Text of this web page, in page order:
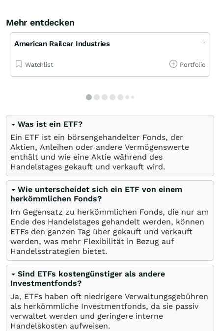
Mehr entdecken
American Railcar Industries -
Watchlist Portfolio
Was ist ein ETF?
Ein ETF ist ein börsengehandelter Fonds, der
Aktien, Anleihen oder andere Vermögenswerte
enthält und wie eine Aktie während des
Handelstages gekauft und verkauft wird.
Wie unterscheidet sich ein ETF von einem
herkömmlichen Fonds?
Im Gegensatz zu herkömmlichen Fonds, die nur am
Ende des Handelstages gehandelt werden, können
ETFs den ganzen Tag über gekauft und verkauft
werden, was mehr Flexibilität in Bezug auf
Handelsstrategien bietet.
Sind ETFs kostengünstiger als andere
Investmentfonds?
Ja, ETFs haben oft niedrigere Verwaltungsgebühren
als herkömmliche Investmentfonds, da sie passiv
verwaltet werden und geringere interne
Handelskosten aufweisen.